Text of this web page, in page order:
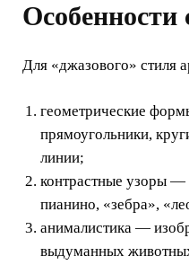
Особенности
Для «джазового» стиля
геометрические
прямоугольники,
линии;
контрастные узоры
пианино, «зебра»,
анималистика —
выдуманных